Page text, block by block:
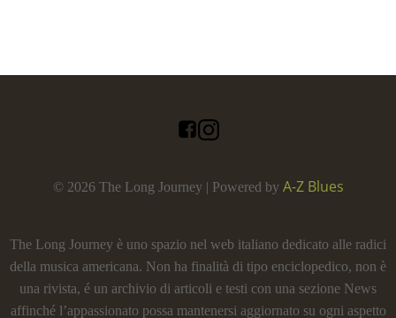
© 2026 The Long Journey | Powered by A-Z Blues
The Long Journey è uno spazio nel web italiano dedicato alle radici
della musica americana. Non ha finalità di tipo enciclopedico, non è
una rivista, é un archivio di articoli e testi con una sezione News
affinché l’appassionato possa mantenersi aggiornato su ogni aspetto